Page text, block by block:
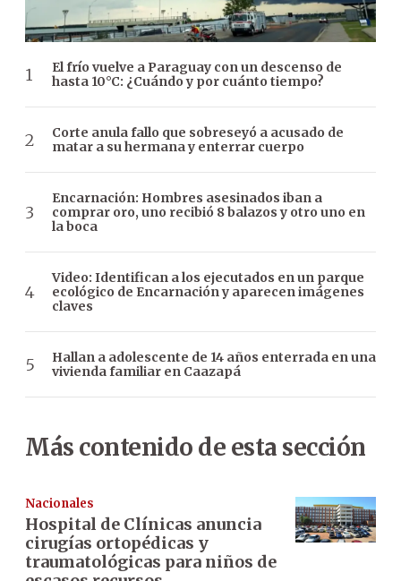
El frío vuelve a Paraguay con un descenso de
hasta 10°C: ¿Cuándo y por cuánto tiempo?
Corte anula fallo que sobreseyó a acusado de
matar a su hermana y enterrar cuerpo
Encarnación: Hombres asesinados iban a
comprar oro, uno recibió 8 balazos y otro uno en
la boca
Video: Identifican a los ejecutados en un parque
ecológico de Encarnación y aparecen imágenes
claves
Hallan a adolescente de 14 años enterrada en una
vivienda familiar en Caazapá
Más contenido de esta sección
Nacionales
Hospital de Clínicas anuncia
cirugías ortopédicas y
traumatológicas para niños de